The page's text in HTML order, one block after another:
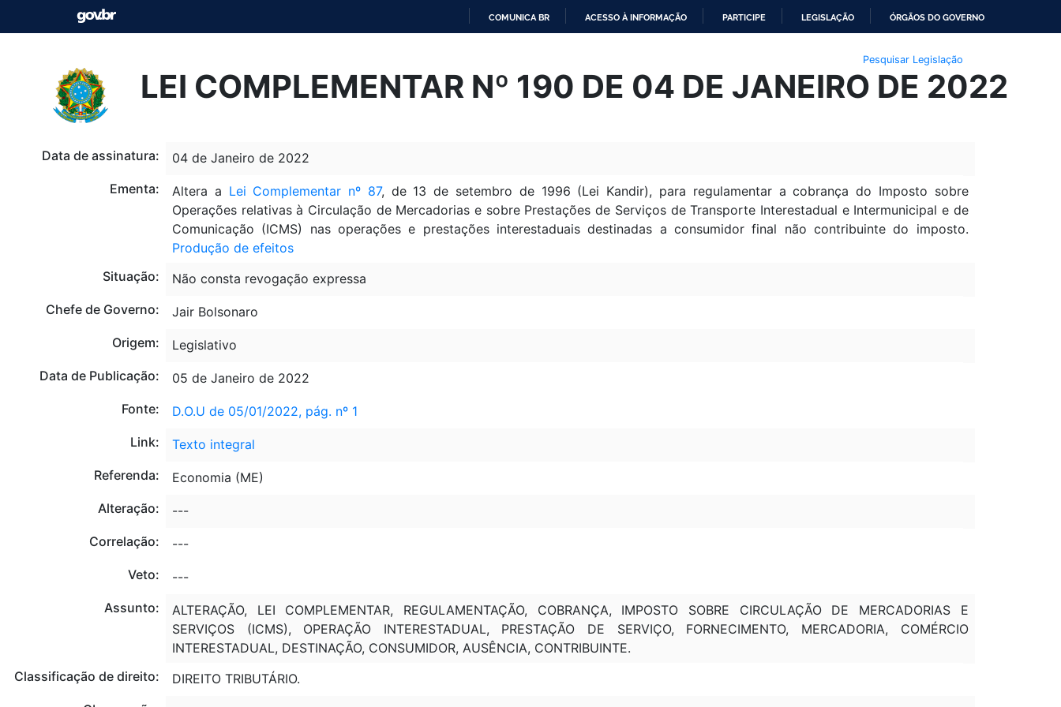
O
CONTEÚDO
COMUNICA BR ACESSO À INFORMAÇÃO PARTICIPE LEGISLAÇÃO ÓRGÃOS DO GOVERNO
Pesquisar Legislação
LEI COMPLEMENTAR Nº 190 DE 04 DE JANEIRO DE 2022
Data de assinatura:
04 de Janeiro de 2022
Ementa:
Altera a Lei Complementar nº 87, de 13 de setembro de 1996 (Lei Kandir), para regulamentar a cobrança do Imposto sobre
Operações relativas à Circulação de Mercadorias e sobre Prestações de Serviços de Transporte Interestadual e Intermunicipal e de
Comunicação (ICMS) nas operações e prestações interestaduais destinadas a consumidor final não contribuinte do imposto.
Produção de efeitos
Situação:
Não consta revogação expressa
Chefe de Governo:
Jair Bolsonaro
Origem:
Legislativo
Data de Publicação:
05 de Janeiro de 2022
Fonte:
D.O.U de 05/01/2022, pág. nº 1
Link:
Texto integral
Referenda:
Economia (ME)
Alteração:
---
Correlação:
---
Veto:
---
Assunto:
ALTERAÇÃO, LEI COMPLEMENTAR, REGULAMENTAÇÃO, COBRANÇA, IMPOSTO SOBRE CIRCULAÇÃO DE MERCADORIAS E
SERVIÇOS (ICMS), OPERAÇÃO INTERESTADUAL, PRESTAÇÃO DE SERVIÇO, FORNECIMENTO, MERCADORIA, COMÉRCIO
INTERESTADUAL, DESTINAÇÃO, CONSUMIDOR, AUSÊNCIA, CONTRIBUINTE.
Classificação de direito:
DIREITO TRIBUTÁRIO.